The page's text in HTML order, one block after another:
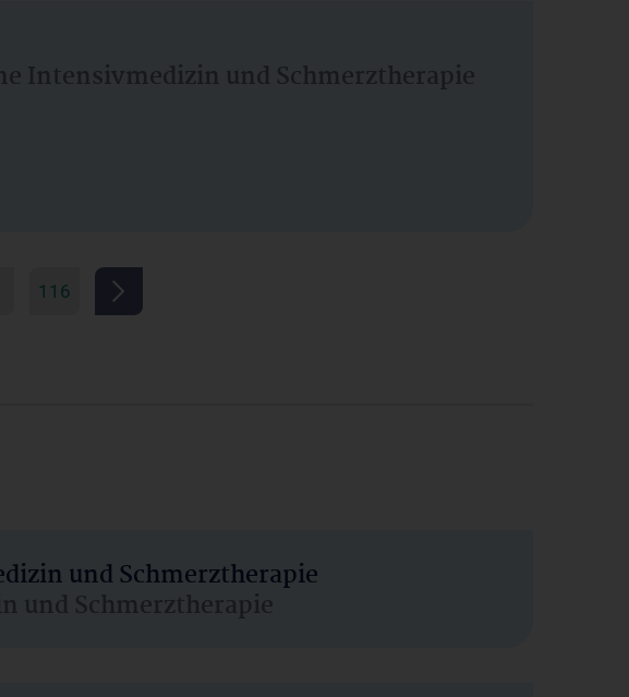
Intensivmedizin und Schmerztherapie
116
und Schmerztherapie
und Schmerztherapie